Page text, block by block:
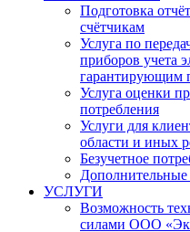
Подготовка
счётчикам
Услуга по
приборов учета
гарантирующим
Услуга оценки
потребления
Услуги для
области и иных
Безучетное
Дополнительные
УСЛУГИ
​Возможность
силами ООО